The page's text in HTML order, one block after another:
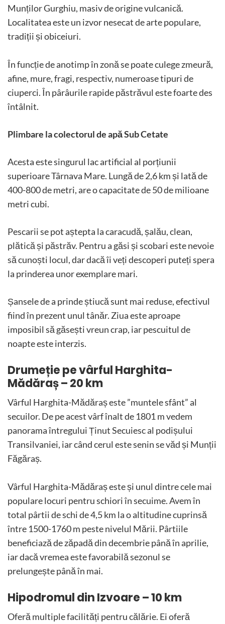
Munților Gurghiu, masiv de origine vulcanică.
Localitatea este un izvor nesecat de arte populare,
tradiții și obiceiuri.
În funcție de anotimp în zonă se poate culege zmeură,
afine, mure, fragi, respectiv, numeroase tipuri de
ciuperci. În pârâurile rapide păstrăvul este foarte des
întâlnit.
Plimbare la colectorul de apă Sub Cetate
Acesta este singurul lac artificial al porțiunii
superioare Târnava Mare. Lungă de 2,6 km și lată de
400-800 de metri, are o capacitate de 50 de milioane
metri cubi.
Pescarii se pot aștepta la caracudă, șalău, clean,
plătică și păstrăv. Pentru a găsi și scobari este nevoie
să cunoști locul, dar dacă îi veți descoperi puteți spera
la prinderea unor exemplare mari.
Șansele de a prinde știucă sunt mai reduse, efectivul
fiind în prezent unul tânăr. Ziua este aproape
imposibil să găsești vreun crap, iar pescuitul de
noapte este interzis.
Drumeție pe vârful Harghita-
Mădăraș – 20 km
Vârful Harghita-Mădăraș este ”muntele sfânt” al
secuilor. De pe acest vârf înalt de 1801 m vedem
panorama întregului Ținut Secuiesc al podișului
Transilvaniei, iar când cerul este senin se văd și Munții
Făgăraș.
Vârful Harghita-Mădăraș este și unul dintre cele mai
populare locuri pentru schiori în secuime. Avem în
total pârtii de schi de 4,5 km la o altitudine cuprinsă
între 1500-1760 m peste nivelul Mării. Pârtiile
beneficiază de zăpadă din decembrie până în aprilie,
iar dacă vremea este favorabilă sezonul se
prelungește până în mai.
Hipodromul din Izvoare – 10 km
Oferă multiple facilități pentru călărie. Ei oferă